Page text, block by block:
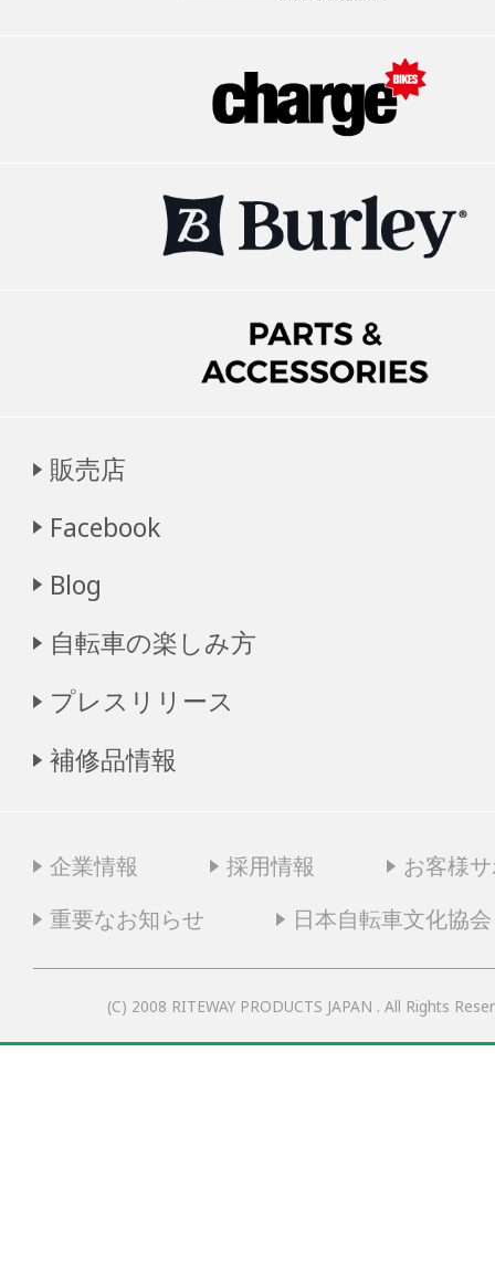
販売店
Facebook
Blog
自転車の楽しみ方
プレスリリース
補修品情報
企業情報 採用情報
お客様
重要なお知らせ
日本自転車文化協会
(C) 2008 RITEWAY PRODUCTS JAPAN . All Rights